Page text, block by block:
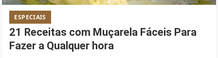
ESPECIAIS
21 Receitas com Muçarela Fáceis Para
Fazer a Qualquer hora